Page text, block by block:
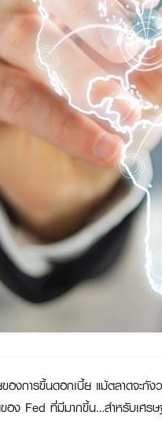
ของการขึ้นดอกเบี้ย แม้ตลาดจะกัง
ของ Fed ที่มีมากขึ้น…สำหรับเศ